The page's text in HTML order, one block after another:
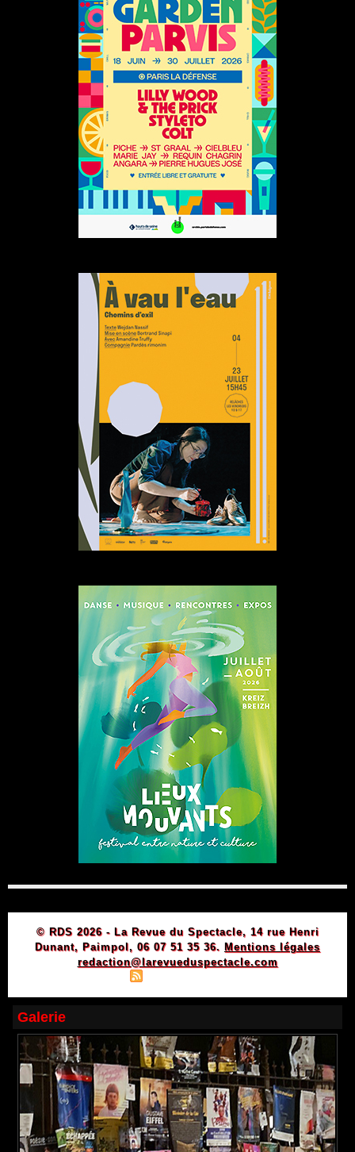
© RDS 2026 - La Revue du Spectacle, 14 rue Henri
Dunant, Paimpol, 06 07 51 35 36. Mentions légales
redaction@larevueduspectacle.com
Galerie